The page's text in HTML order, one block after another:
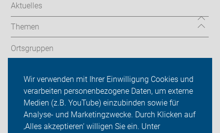
Wir verwenden mit Ihrer Einwilligung Cookies und
verarbeiten personenbezogene Daten, um externe
Medien (z.B. YouTube) einzubinden sowie für
Analyse- und Marketingzwecke. Durch Klicken auf
‚Alles akzeptieren‘ willigen Sie ein. Unter
Aktuelles
Themen
Ortsgruppen
ADFC Bonn/Rhein-Sieg
Sei dabei